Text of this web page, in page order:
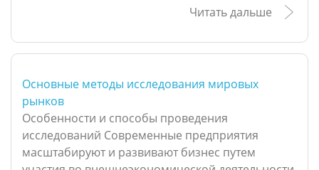
Читать дальше
Основные методы исследования мировых
рынков
Особенности и способы проведения
исследований Современные предприятия
масштабируют и развивают бизнес путем